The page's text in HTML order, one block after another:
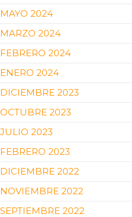
MAYO 2024
MARZO 2024
FEBRERO 2024
ENERO 2024
DICIEMBRE 2023
OCTUBRE 2023
JULIO 2023
FEBRERO 2023
DICIEMBRE 2022
NOVIEMBRE 2022
SEPTIEMBRE 2022